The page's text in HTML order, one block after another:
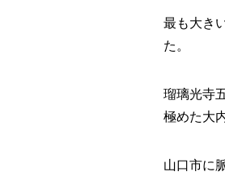
最も大き
た。
瑠璃光寺
極めた大
山口市に